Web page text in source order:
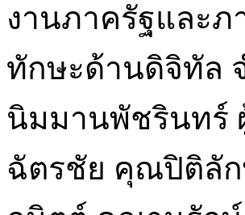
งานภาครัฐและภ
ทักษะด้านดิจิทัล
นิมมานพัชรินทร์
ฉัตรชัย คุณปิติลัก